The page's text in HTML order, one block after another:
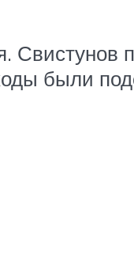
Свистунов
были